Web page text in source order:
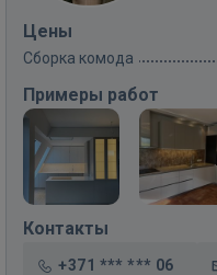
Цены
Сборка комода
Примеры работ
Контакты
+371 *** *** 06